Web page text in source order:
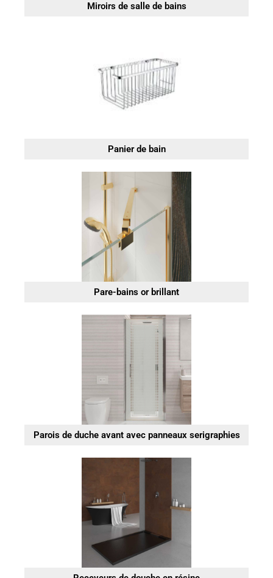
Miroirs de salle de bains
Panier de bain
Pare-bains or brillant
Parois de duche avant avec panneaux serigraphies